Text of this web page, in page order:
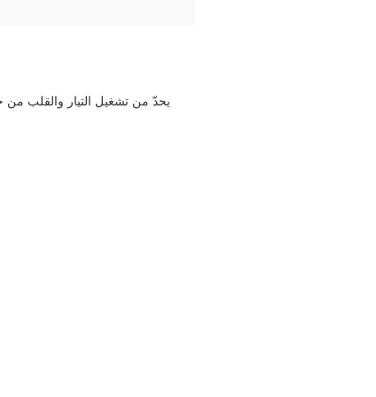
يحدّ من تشغيل التيار والقلب من